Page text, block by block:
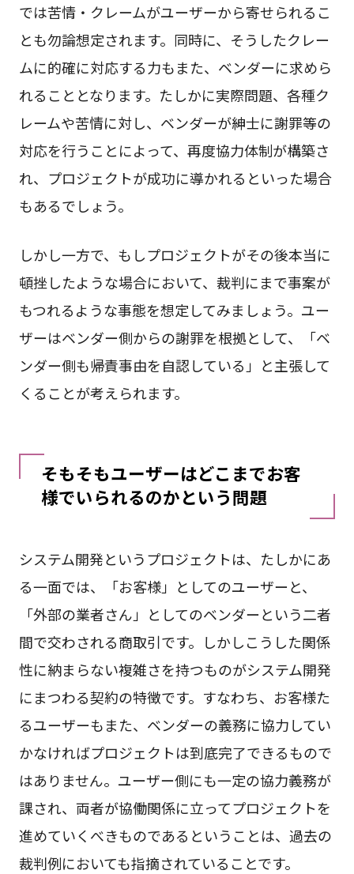
では苦情・クレームがユーザーから寄せられるこ
とも勿論想定されます。同時に、そうしたクレー
ムに的確に対応する力もまた、ベンダーに求めら
れることとなります。たしかに実際問題、各種ク
レームや苦情に対し、ベンダーが紳士に謝罪等の
対応を行うことによって、再度協力体制が構築さ
れ、プロジェクトが成功に導かれるといった場合
もあるでしょう。
しかし一方で、もしプロジェクトがその後本当に
頓挫したような場合において、裁判にまで事案が
もつれるような事態を想定してみましょう。ユー
ザーはベンダー側からの謝罪を根拠として、「ベ
ンダー側も帰責事由を自認している」と主張して
くることが考えられます。
そもそもユーザーはどこまでお客
様でいられるのかという問題
システム開発というプロジェクトは、たしかにあ
る一面では、「お客様」としてのユーザーと、
「外部の業者さん」としてのベンダーという二者
間で交わされる商取引です。しかしこうした関係
性に納まらない複雑さを持つものがシステム開発
にまつわる契約の特徴です。すなわち、お客様た
るユーザーもまた、ベンダーの義務に協力してい
かなければプロジェクトは到底完了できるもので
はありません。ユーザー側にも一定の協力義務が
課され、両者が協働関係に立ってプロジェクトを
進めていくべきものであるということは、過去の
裁判例においても指摘されていることです。